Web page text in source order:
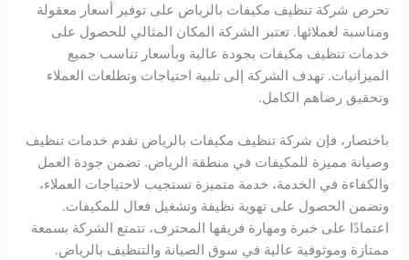
تحرص شركة تنظيف مكيفات بالرياض على توفير أسعار معقولة
ومناسبة لعملائها. تعتبر الشركة المكان المثالي للحصول على
خدمات تنظيف مكيفات بجودة عالية وبأسعار تناسب جميع
الميزانيات. تهدف الشركة إلى تلبية احتياجات وتطلعات العملاء
وتحقيق رضاهم الكامل.
باختصار، فإن شركة تنظيف مكيفات بالرياض تقدم خدمات تنظيف
وصيانة مميزة للمكيفات في منطقة الرياض. تضمن جودة العمل
والكفاءة في الخدمة، خدمة متميزة تستجيب لاحتياجات العملاء،
وتضمن الحصول على تهوية نظيفة وتشغيل فعال للمكيفات.
اعتمادًا على خبرة ومهارة فريقها المحترف، تتمتع الشركة بسمعة
ممتازة وموثوقية عالية في سوق الصيانة والتنظيف بالرياض.